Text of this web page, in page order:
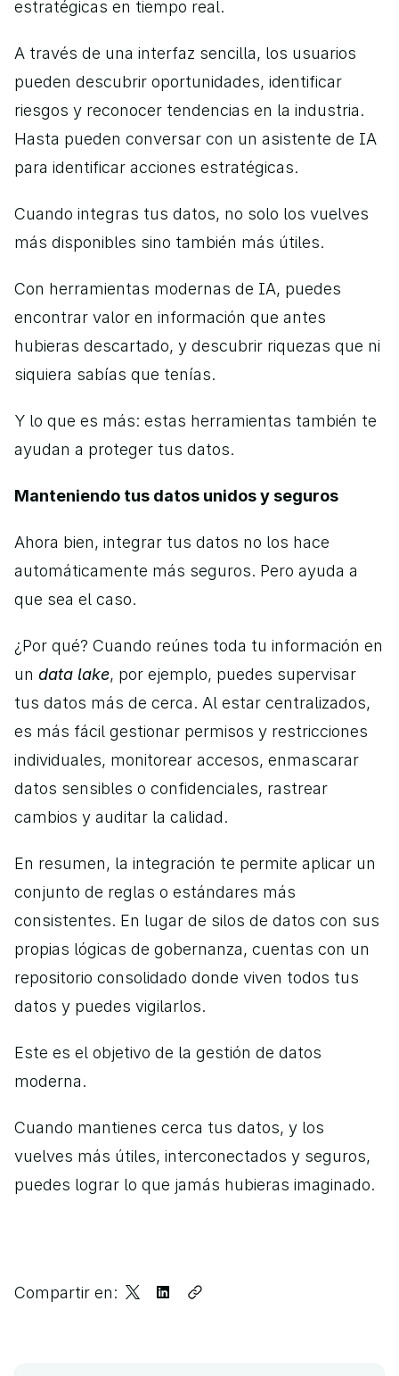
estratégicas en tiempo real.
A través de una interfaz sencilla, los usuarios
pueden descubrir oportunidades, identificar
riesgos y reconocer tendencias en la industria.
Hasta pueden conversar con un asistente de IA
para identificar acciones estratégicas.
Cuando integras tus datos, no solo los vuelves
más disponibles sino también más útiles.
Con herramientas modernas de IA, puedes
encontrar valor en información que antes
hubieras descartado, y descubrir riquezas que ni
siquiera sabías que tenías.
Y lo que es más: estas herramientas también te
ayudan a proteger tus datos.
Manteniendo tus datos unidos y seguros
Ahora bien, integrar tus datos no los hace
automáticamente más seguros. Pero ayuda a
que sea el caso.
¿Por qué? Cuando reúnes toda tu información en
un data lake, por ejemplo, puedes supervisar
tus datos más de cerca. Al estar centralizados,
es más fácil gestionar permisos y restricciones
individuales, monitorear accesos, enmascarar
datos sensibles o confidenciales, rastrear
cambios y auditar la calidad.
En resumen, la integración te permite aplicar un
conjunto de reglas o estándares más
consistentes. En lugar de silos de datos con sus
propias lógicas de gobernanza, cuentas con un
repositorio consolidado donde viven todos tus
datos y puedes vigilarlos.
Este es el objetivo de la gestión de datos
moderna.
Cuando mantienes cerca tus datos, y los
vuelves más útiles, interconectados y seguros,
puedes lograr lo que jamás hubieras imaginado.
Compartir en: